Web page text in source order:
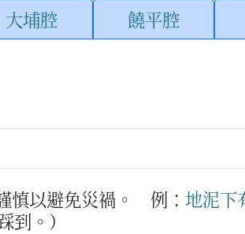
大埔腔 饒平腔
慎以避免災禍。 例： 地泥下
到。）